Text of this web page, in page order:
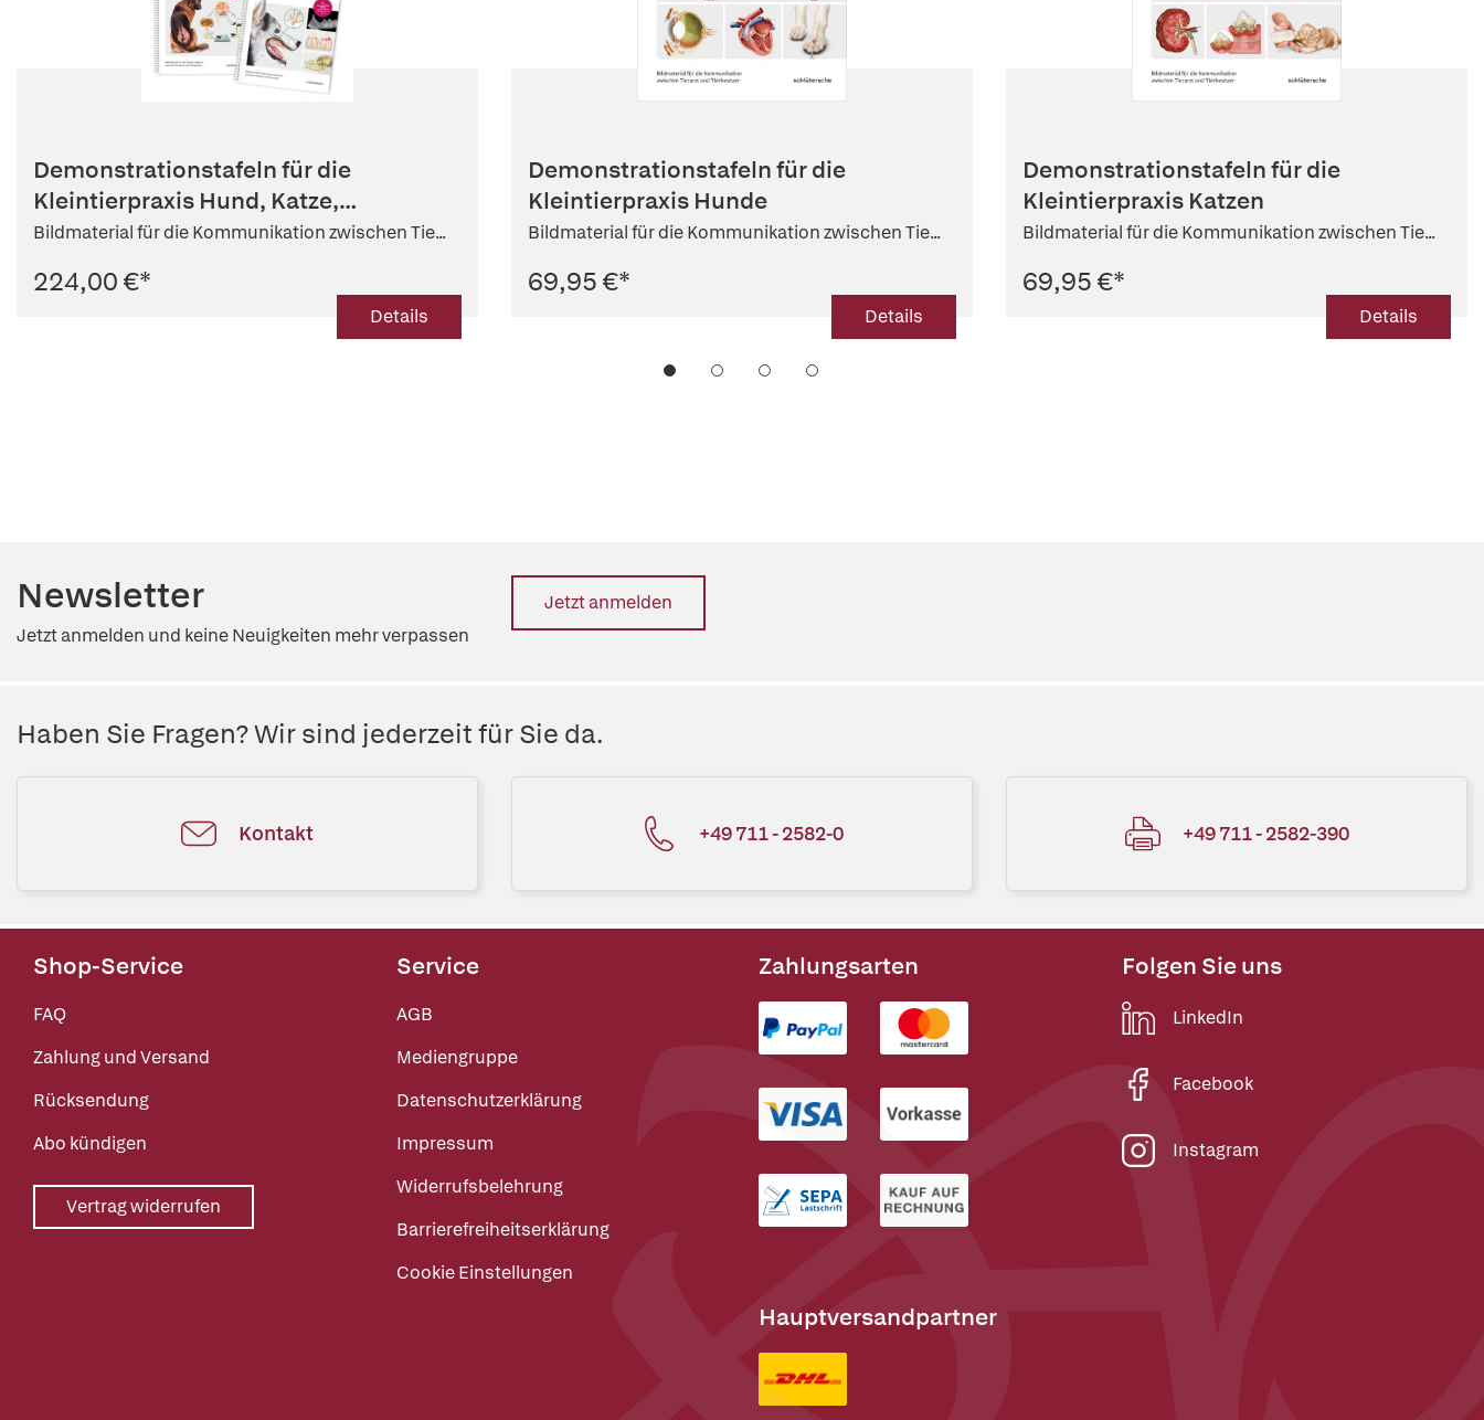
Demonstrationstafeln für die
Kleintierpraxis Hund, Katze,
Parasiten...
Bildmaterial für die Kommunikation zwischen Tie...
224,00 €*
Details
Demonstrationstafeln für die
Kleintierpraxis Hunde
Bildmaterial für die Kommunikation zwischen Tie...
69,95 €*
Details
Demonstrationstafeln für die
Kleintierpraxis Katzen
Bildmaterial für die Kommunikation zwischen Tie...
69,95 €*
Details
Newsletter
Jetzt anmelden und keine Neuigkeiten mehr verpassen
Jetzt anmelden
Haben Sie Fragen? Wir sind jederzeit für Sie da.
Kontakt +49 711 - 2582-0 +49 711 - 2582-390
Shop-Service
FAQ
Zahlung und Versand
Rücksendung
Abo kündigen
Vertrag widerrufen
Service
AGB
Mediengruppe
Datenschutzerklärung
Impressum
Widerrufsbelehrung
Barrierefreiheitserklärung
Cookie Einstellungen
Zahlungsarten
Hauptversandpartner
Folgen Sie uns
LinkedIn
Facebook
Instagram